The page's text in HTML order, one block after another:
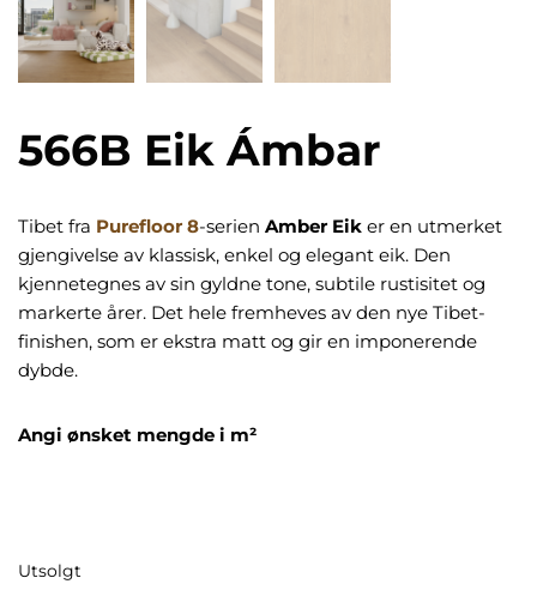
566B Eik Ámbar
Tibet fra Purefloor 8-serien Amber Eik er en utmerket
gjengivelse av klassisk, enkel og elegant eik. Den
kjennetegnes av sin gyldne tone, subtile rustisitet og
markerte årer. Det hele fremheves av den nye Tibet-
finishen, som er ekstra matt og gir en imponerende
dybde.
Angi ønsket mengde i m²
Utsolgt